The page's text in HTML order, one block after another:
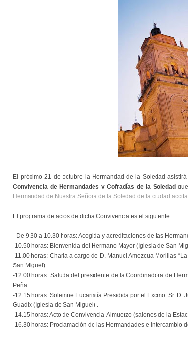
El próximo 21 de octubre la Hermandad de la Soledad
Convivencia de Hermandades y Cofradías de la Soledad
Hermandad de Nuestra Señora de la Soledad de la ciudad
El programa de actos de dicha Convivencia es el siguiente:
- De 9.30 a 10.30 horas: Acogida y acreditaciones de las
-10.50 horas: Bienvenida del Hermano Mayor (Iglesia de San
-11.00 horas: Charla a cargo de D. Manuel Amezcua Morillas
San Miguel).
-12.00 horas: Saluda del presidente de la Coordinadora de
Peña.
-12.15 horas: Solemne Eucaristía Presidida por el Excmo. Sr. D.
Guadix (Iglesia de San Miguel) .
-14.15 horas: Acto de Convivencia-Almuerzo (salones de la
-16.30 horas: Proclamación de las Hermandades e intercambio